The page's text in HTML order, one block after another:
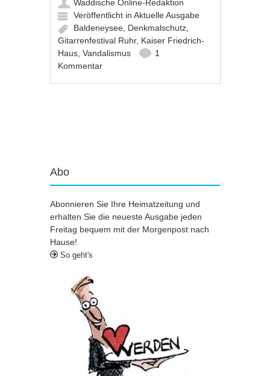
Waddische Online-Redaktion
Veröffentlicht inAktuelle Ausgabe
Baldeneysee Denkmalschutz
Gitarrenfestival Ruhr, Kaiser Friedrich-
Haus ,Vandalismus
1
Kommentar
Abo
Abonnieren Sie Ihre Heimatzeitung und
erhalten Sie die neueste Ausgabe jeden
Freitag bequem mit der Morgenpost nach
Hause!
So geht's